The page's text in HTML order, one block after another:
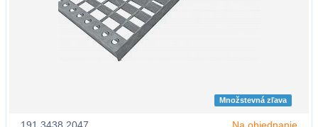
Množstevná zľava
191.3438.2047 Na objednanie